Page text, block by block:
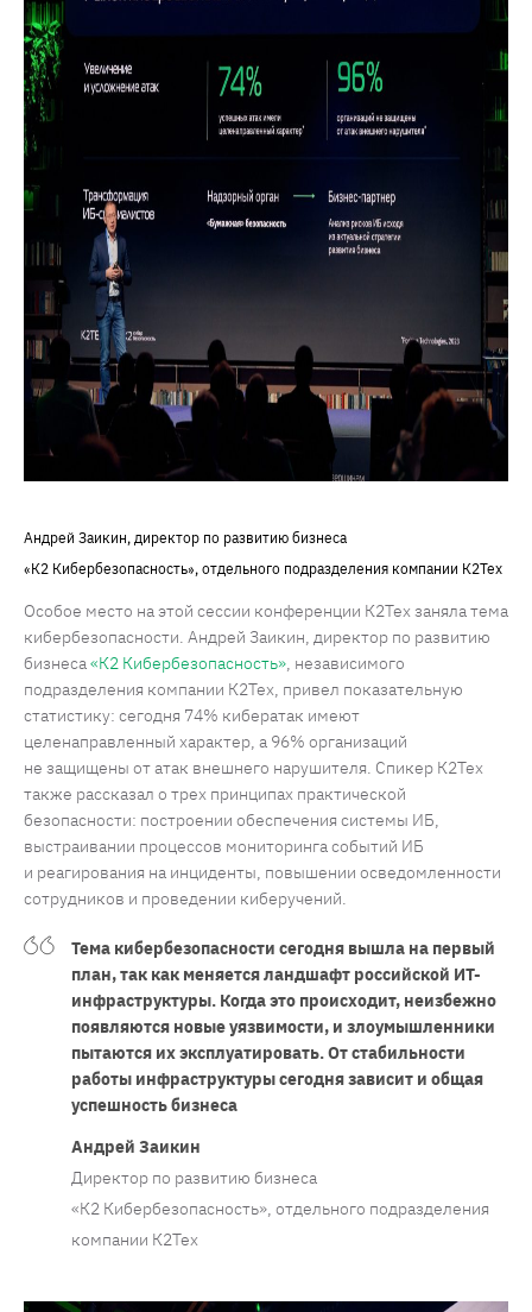
Андрей Заикин, директор по развитию бизнеса
«К2 Кибербезопасность», отдельного подразделения компании К2Тех
Особое место на этой сессии конференции К2Тех заняла тема
кибербезопасности. Андрей Заикин, директор по развитию
бизнеса«К2 Кибербезопасность», независимого
подразделения компании К2Тех, привел показательную
статистику: сегодня 74% кибератак имеют
целенаправленный характер, а 96% организаций
не защищены от атак внешнего нарушителя. Спикер К2Тех
также рассказал о трех принципах практической
безопасности: построении обеспечения системы ИБ,
выстраивании процессов мониторинга событий ИБ
и реагирования на инциденты, повышении осведомленности
сотрудников и проведении киберучений.
Тема кибербезопасности сегодня вышла на первый
план, так как меняется ландшафт российской ИТ-
инфраструктуры. Когда это происходит, неизбежно
появляются новые уязвимости, и злоумышленники
пытаются их эксплуатировать. От стабильности
работы инфраструктуры сегодня зависит и общая
успешность бизнеса
Андрей Заикин
Директор по развитию бизнеса
«К2 Кибербезопасность», отдельного подразделения
компании К2Тех